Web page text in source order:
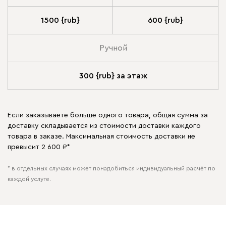
1500 {rub} 600 {rub}
Ручной
300 {rub} за этаж
Если заказываете больше одного товара, общая сумма за
доставку складывается из стоимости доставки каждого
товара в заказе. Максимальная стоимость доставки не
превысит 2 600 ₽*
* в отдельных случаях может понадобиться индивидуальный расчёт по
каждой услуге.